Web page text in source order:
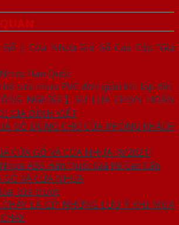
Gỗ | Cửa Nhựa Giả Gỗ Cao Cấp “Giá
Hàn Quốc
cửa nhựa PVC đơn giản khi lắp đặt
NGHIỆP】SỰ LỰA CHỌN HOÀN
GIA ĐÌNH VIỆT
GỖ DÙNG CHO CỬA PHÒNG KHÁCH
CỬA GỖ VÀ CỬA NHỰA [8/2021]
ABS Hàn Quốc Giá Rẻ Cao Cấp
GỖ VÀ CỬA NHỰA
cửa trượt
LÀ GÌ? NHỮNG LƯU Ý KHI MUA